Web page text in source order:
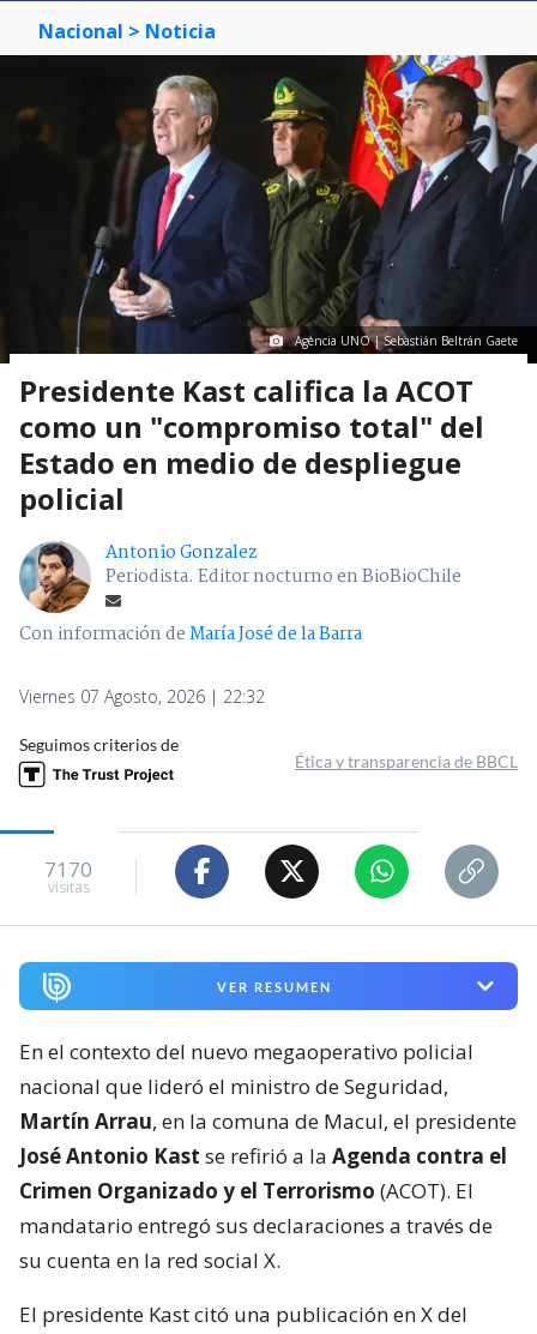
Nacional > Noticia
Agencia UNO | Sebastián Beltrán Gaete
Presidente Kast califica la ACOT
como un "compromiso total" del
Estado en medio de despliegue
policial
Antonio Gonzalez
Periodista. Editor nocturno en BioBioChile
Con información deMaría José de la Barra
Viernes 07 Agosto, 2026 | 22:32
Seguimos criterios de
Ética y transparencia de BBCL
7170
visitas
VER RESUMEN
En el contexto del nuevo megaoperativo policial
nacional que lideró el ministro de Seguridad,
Martín Arrau, en la comuna de Macul, el presidente
José Antonio Kast se refirió a la Agenda contra el
Crimen Organizado y el Terrorismo (ACOT). El
mandatario entregó sus declaraciones a través de
su cuenta en la red social X.
El presidente Kast citó una publicación en X del